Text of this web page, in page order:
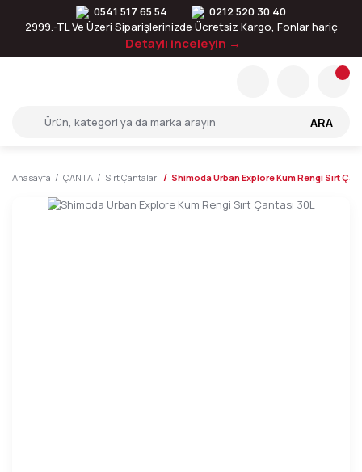
0541 517 65 54
0212 520 30 40
2999.-TL Ve Üzeri Siparişlerinizde Ücretsiz Kargo, Fonlar hariç
Detaylı inceleyin →
ARA
Anasayfa ÇANTA Sırt Çantaları Shimoda Urban Explore Kum Rengi Sırt